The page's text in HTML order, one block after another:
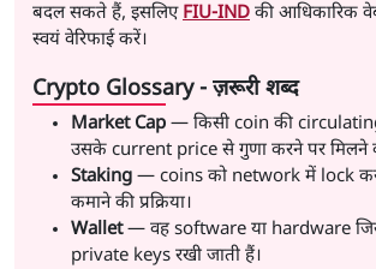
बदल सकते हैं, इसलिएFIU-IND की आधिकारिक
स्वयं वेरिफाई करें।
Crypto Glossary - ज़रूरी शब्द
Market Cap — किसी coin की
उसके current price से गुणा करने पर मिलने
Staking — coins को network में lock
कमाने की प्रक्रिया।
Wallet— वह software या hardware
private keys रखी जाती हैं।